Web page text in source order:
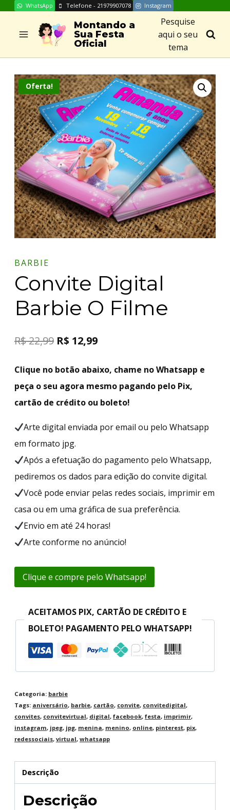
Skip
content
WhatsApp Telefone - 21979907078 Instagram
Montando a
Sua Festa
Oficial
Pesquise
aqui o seu
tema
Oferta!
BARBIE
Convite Digital
Barbie O Filme
R$22,99 R$ 12,99
Clique no botão abaixo, chame no Whatsapp e
peça o seu agora mesmo pagando pelo Pix,
cartão de crédito ou boleto!
Arte digital enviada por email ou pelo Whatsapp
em formato jpg.
Após a efetuação do pagamento pelo Whatsapp,
pediremos os dados para edição do convite digital.
Você pode enviar pelas redes sociais, imprimir em
casa ou em uma gráfica de sua preferência.
Envio em até 24 horas!
Arte conforme no anúncio!
Clique e compre pelo Whatsapp!
ACEITAMOS PIX, CARTÃO DE CRÉDITO E
BOLETO! PAGAMENTO PELO WHATSAPP!
Categoria: barbie
Tags: aniversário, barbie, cartão, convite, convitedigital,
convites, convitevirtual, digital, facebook, festa, imprimir,
instagram, jpeg, jpg, menina, menino, online, pinterest, pix,
redessociais, virtual, whatsapp
Descrição
Descrição